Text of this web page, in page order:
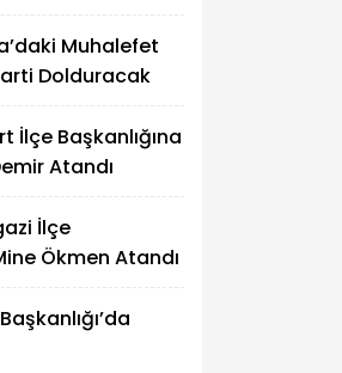
Muhalefet
Dolduracak
İlçe Başkanlığına
Atandı
İlçe
Ökmen Atandı